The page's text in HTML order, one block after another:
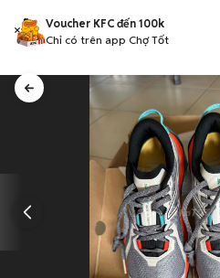
Voucher KFC đến 100k
Chỉ có trên app Chợ Tốt